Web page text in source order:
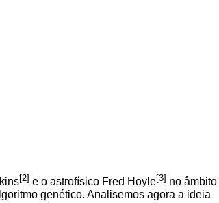
[2] e o astrofísico Fred Hoyle[3] no âmbito
genético. Analisemos agora a ideia